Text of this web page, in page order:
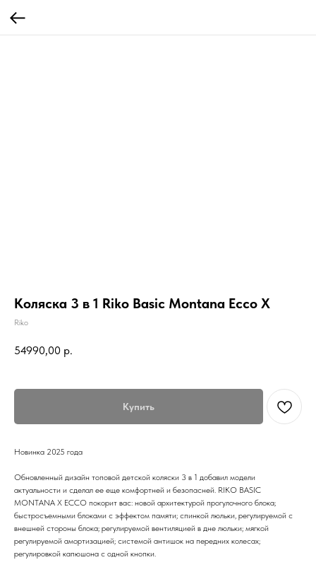
Коляска 3 в 1 Riko Basic Montana Ecco X
Riko
54990,00 р.
Купить
Новинка 2025 года
Обновленный дизайн топовой детской коляски 3 в 1 добавил модели
актуальности и сделал ее еще комфортней и безопасней. RIKO BASIC
MONTANA X ECCO покорит вас: новой архитектурой прогулочного блока;
быстросъемными блоками с эффектом памяти; спинкой люльки, регулируемой с
внешней стороны блока; регулируемой вентиляцией в дне люльки; мягкой
регулируемой амортизацией; системой антишок на передних колесах;
регулировкой капюшона с одной кнопки.